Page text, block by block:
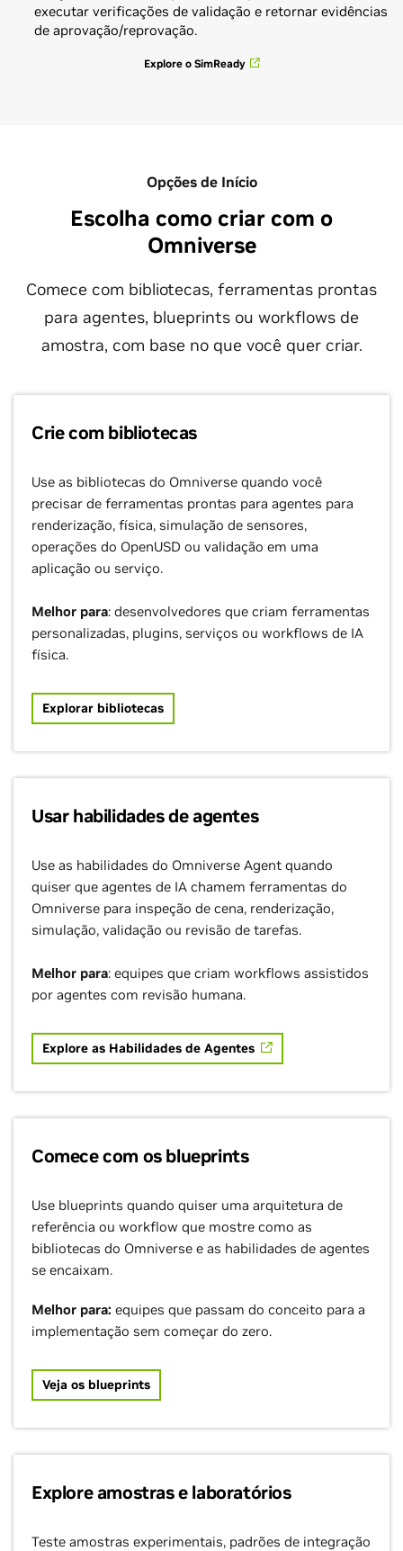
executar verificações de validação e retornar evidências
de aprovação/reprovação.
Explore o SimReady
Opções de Início
Escolha como criar com o
Omniverse
Comece com bibliotecas, ferramentas prontas
para agentes, blueprints ou workflows de
amostra, com base no que você quer criar.
Crie com bibliotecas
Use as bibliotecas do Omniverse quando você
precisar de ferramentas prontas para agentes para
renderização, física, simulação de sensores,
operações do OpenUSD ou validação em uma
aplicação ou serviço.
Melhor para: desenvolvedores que criam ferramentas
personalizadas, plugins, serviços ou workflows de IA
física.
Explorar bibliotecas
Usar habilidades de agentes
Use as habilidades do Omniverse Agent quando
quiser que agentes de IA chamem ferramentas do
Omniverse para inspeção de cena, renderização,
simulação, validação ou revisão de tarefas.
Melhor para: equipes que criam workflows assistidos
por agentes com revisão humana.
Explore as Habilidades de Agentes
Comece com os blueprints
Use blueprints quando quiser uma arquitetura de
referência ou workflow que mostre como as
bibliotecas do Omniverse e as habilidades de agentes
se encaixam.
Melhor para: equipes que passam do conceito para a
implementação sem começar do zero.
Veja os blueprints
Explore amostras e laboratórios
Teste amostras experimentais, padrões de integração